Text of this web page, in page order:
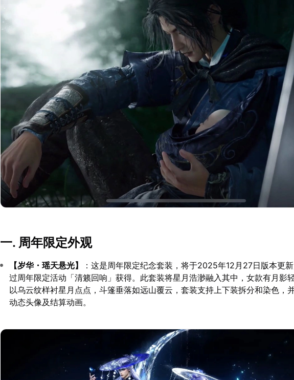
一. 周年限定外观
【岁华・瑶天悬光】
：这是周年限定纪念套装，将于2025年12月27日版本更
过周年限定活动「清籁回响」获得。此套装将星月浩渺融入其中，女款有月影
以乌云纹样衬星月点点，斗篷垂落如远山覆云，套装支持上下装拆分和染色，
动态头像及结算动画。